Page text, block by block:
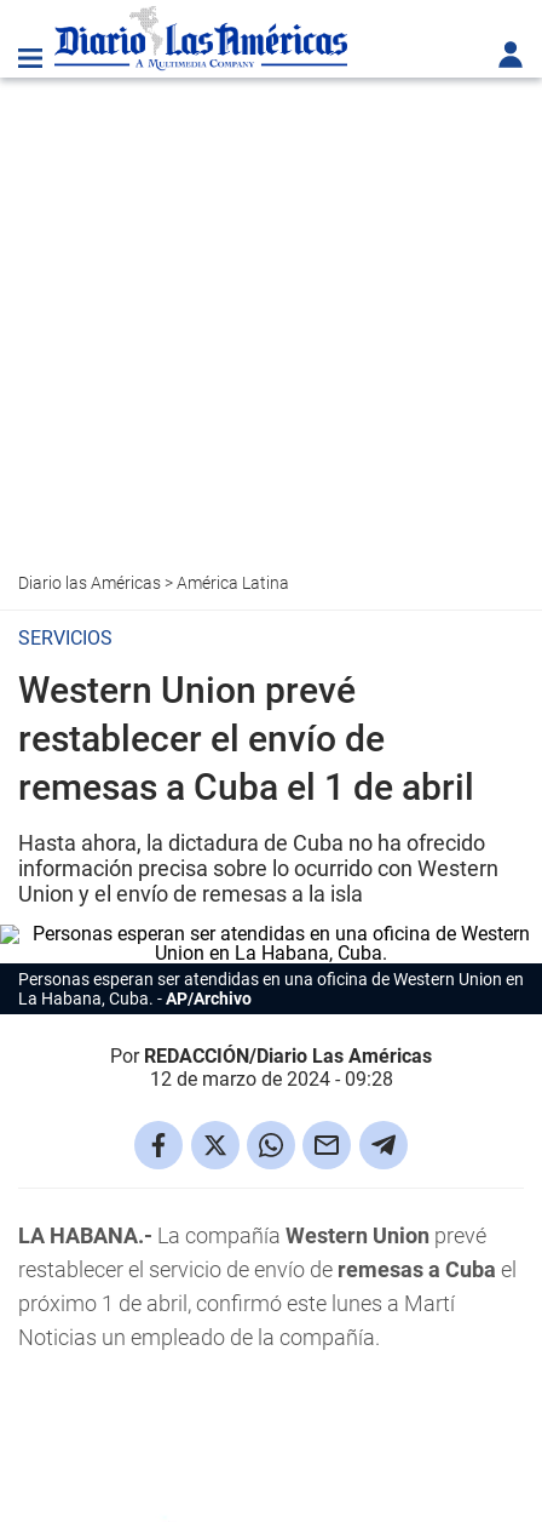
Diario las Américas>América Latina
SERVICIOS
Western Union prevé
restablecer el envío de
remesas a Cuba el 1 de abril
Hasta ahora, la dictadura de Cuba no ha ofrecido
información precisa sobre lo ocurrido con Western
Union y el envío de remesas a la isla
Personas esperan ser atendidas en una oficina de Western Union en
La Habana, Cuba.
AP/Archivo
Por REDACCIÓN/Diario Las Américas
12 de marzo de 2024 - 09:28
LA HABANA.- La compañía Western Union prevé
restablecer el servicio de envío de remesas a Cuba el
próximo 1 de abril, confirmó este lunes a Martí
Noticias un empleado de la compañía.